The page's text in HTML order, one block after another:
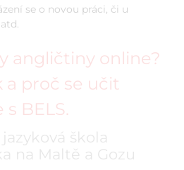
se o novou práci, či u
angličtiny online?
a proč se učit
BELS.
škola
na Maltě a Gozu